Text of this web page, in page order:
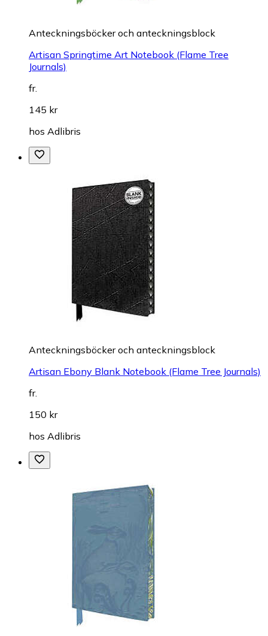
Anteckningsböcker och anteckningsblock
Artisan Springtime Art Notebook (Flame Tree
Journals)
fr.
145 kr
hos Adlibris
Anteckningsböcker och anteckningsblock
Artisan Ebony Blank Notebook (Flame Tree Journals)
fr.
150 kr
hos Adlibris